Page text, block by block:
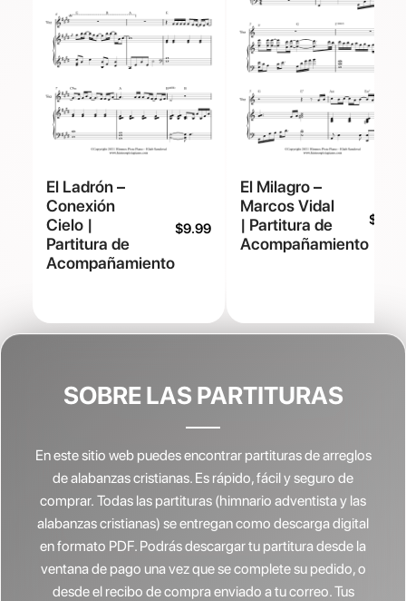
El Ladrón –
Conexión
Cielo |
Partitura de
Acompañamiento
$9.99
El Milagro –
Marcos Vidal
| Partitura de
Acompañamiento
$
SOBRE LAS PARTITURAS
En este sitio web puedes encontrar partituras de arreglos
de alabanzas cristianas. Es rápido, fácil y seguro de
comprar. Todas las partituras (himnario adventista y las
alabanzas cristianas) se entregan como descarga digital
en formato PDF. Podrás descargar tu partitura desde la
ventana de pago una vez que se complete su pedido, o
desde el recibo de compra enviado a tu correo. Tus